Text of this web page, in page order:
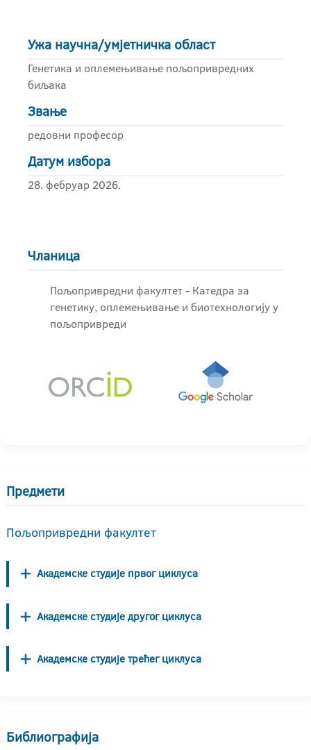
Ужа научна/умјетничка област
Генетика и оплемењивање пољопривредних
биљака
Звање
редовни професор
Датум избора
28. фебруар 2026.
Чланица
Пољопривредни факултет - Катедра за
генетику, оплемењивање и биотехнологију у
пољопривреди
Предмети
Пољопривредни факултет
Академске студије првог циклуса
Академске студије другог циклуса
Академске студије трећег циклуса
Библиографија